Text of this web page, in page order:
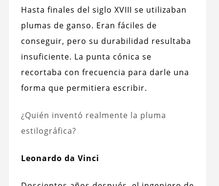
Hasta finales del siglo XVIII se utilizaban
plumas de ganso. Eran fáciles de
conseguir, pero su durabilidad resultaba
insuficiente. La punta cónica se
recortaba con frecuencia para darle una
forma que permitiera escribir.
¿Quién inventó realmente la pluma
estilográfica?
Leonardo da Vinci